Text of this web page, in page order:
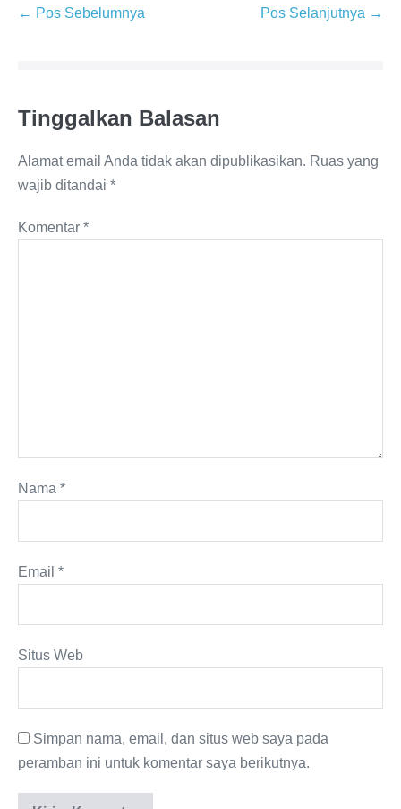
← Pos Sebelumnya Pos Selanjutnya →
Tinggalkan Balasan
Alamat email Anda tidak akan dipublikasikan. Ruas yang
wajib ditandai *
Komentar *
Nama *
Email *
Situs Web
Simpan nama, email, dan situs web saya pada
peramban ini untuk komentar saya berikutnya.